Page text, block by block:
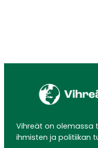
Vihreät on olemassa
ihmisten ja politiikan